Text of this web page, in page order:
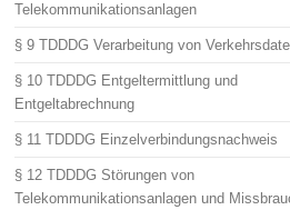
Telekommunikationsanlagen
§ 9 TDDDG Verarbeitung von
§ 10 TDDDG Entgeltermittlung und
Entgeltabrechnung
§ 11 TDDDG Einzelverbindungsnachweis
§ 12 TDDDG Störungen von
Telekommunikationsanlagen und